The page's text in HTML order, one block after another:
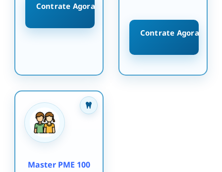
Contrate Agora
Contrate Agora
Master PME 100